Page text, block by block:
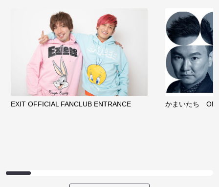
EXIT OFFICIAL FANCLUB ENTRANCE かまいたち